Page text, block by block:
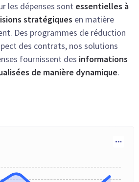
les dépenses sont essentielles à
stratégiques en matière
Des programmes de réduction
des contrats, nos solutions
fournissent des informations
de manière dynamique.